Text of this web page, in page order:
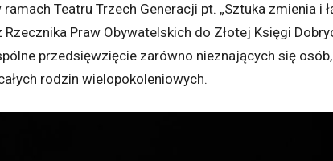
Teatru Trzech Generacji pt. „Sztuka zmienia i
Rzecznika Praw Obywatelskich do Złotej Księgi
przedsięwzięcie zarówno nieznających się
rodzin wielopokoleniowych.